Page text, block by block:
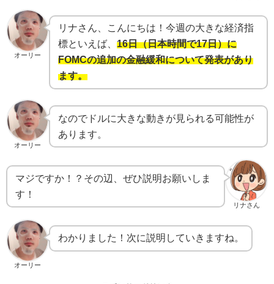
オーリー
リナさん、こんにちは！今週の大きな経済指
標といえば、 16日（日本時間で17日）に
FOMCの追加の金融緩和について発表があり
ます。
オーリー
なのでドルに大きな動きが見られる可能性が
あります。
リナさん
マジですか！？その辺、ぜひ説明お願いしま
す！
オーリー
わかりました！次に説明していきますね。